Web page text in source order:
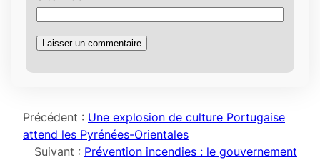
Précédent : Une explosion de culture Portugaise
attend les Pyrénées-Orientales
Suivant : Prévention incendies : le gouvernement